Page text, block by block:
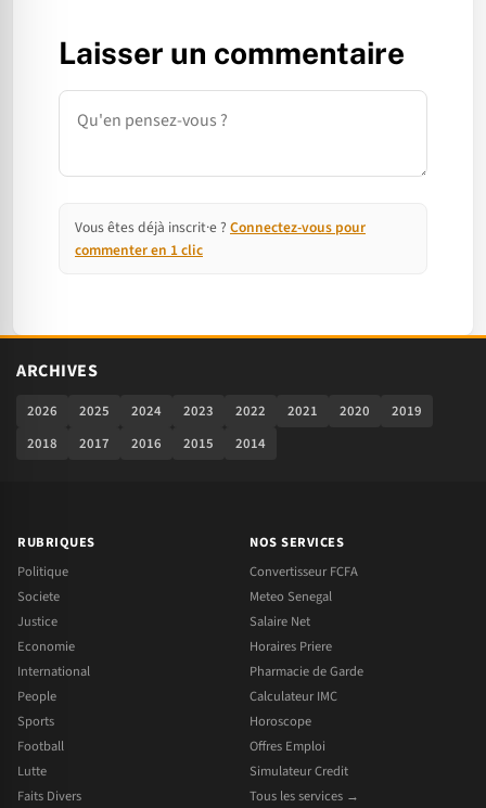
Laisser un commentaire
Commentaire
Vous êtes déjà inscrit·e ? Connectez-vous pour
commenter en 1 clic
ARCHIVES
2026 2025 2024 2023 2022 2021 2020
2019
2018
2017 2016 2015 2014
RUBRIQUES
Politique
Societe
Justice
Economie
International
People
Sports
Football
Lutte
Faits Divers
NOS SERVICES
Convertisseur FCFA
Meteo Senegal
Salaire Net
Horaires Priere
Pharmacie de Garde
Calculateur IMC
Horoscope
Offres Emploi
Simulateur Credit
Tous les services →